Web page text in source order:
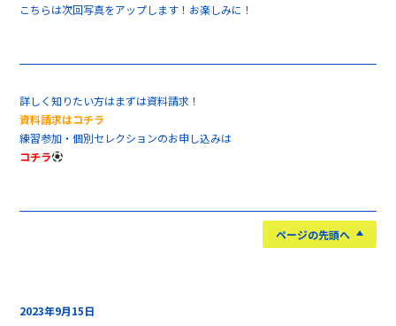
こちらは次回写真をアップします！お楽しみに！
詳しく知りたい方はまずは資料請求！
資料請求はコチラ
練習参加・個別セレクションのお申し込みは
コチラ
ページの先頭へ
2023年9月15日